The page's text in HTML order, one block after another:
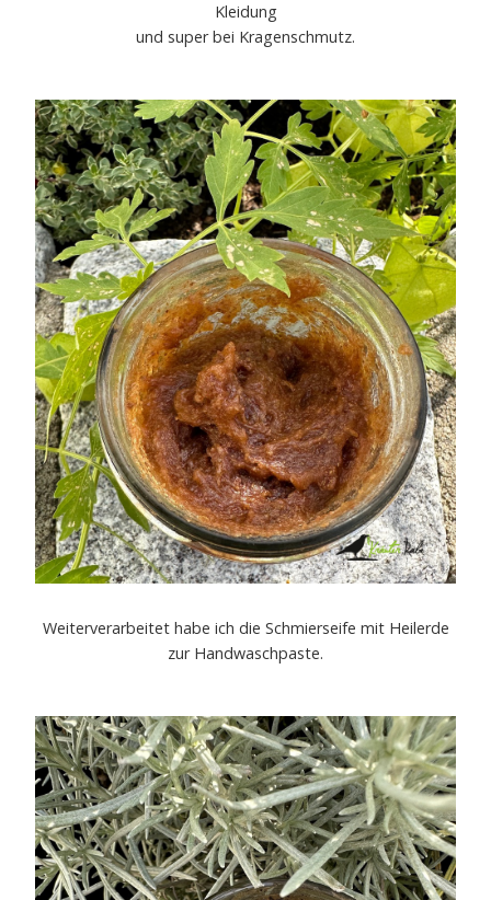
Kleidung
und super bei Kragenschmutz.
Weiterverarbeitet habe ich die Schmierseife mit Heilerde
zur Handwaschpaste.